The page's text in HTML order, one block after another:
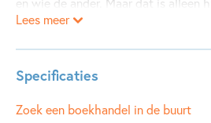
doen en hoe; dat is heel
Deze heruitgave van de klassieker
tweelingbroersis nog net zo
Lees meer
Specificaties
Leeftijdsindicatie: 10 - 12 jaar
Zoek een boekhandel in de buurt